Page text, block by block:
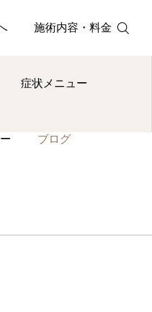
施術内容・料金
症状メニュー
ブログ
する
アプロ
間欠性跛行が
師が教える腰痛対策 デスクワー